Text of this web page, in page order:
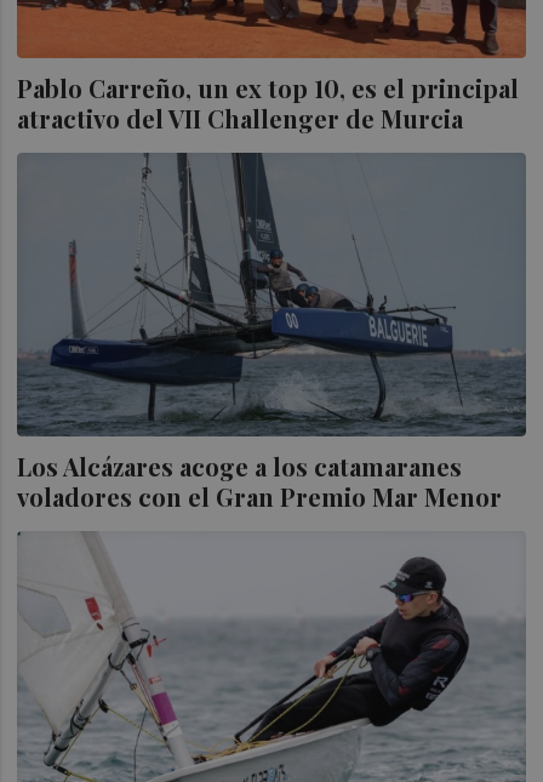
Pablo Carreño, un ex top 10, es el principal
atractivo del VII Challenger de Murcia
Los Alcázares acoge a los catamaranes
voladores con el Gran Premio Mar Menor